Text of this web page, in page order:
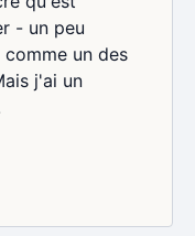
- un peu
un des
j'ai un